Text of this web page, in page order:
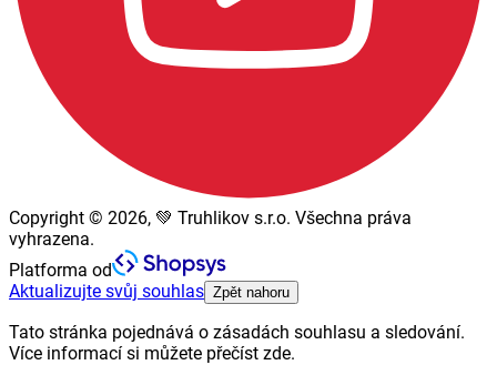
Copyright © 2026, 💚 Truhlikov s.r.o. Všechna práva
vyhrazena.
Platforma od
Aktualizujte svůj souhlas Zpět nahoru
Tato stránka pojednává o zásadách souhlasu a sledování.
Více informací si můžete přečíst zde.